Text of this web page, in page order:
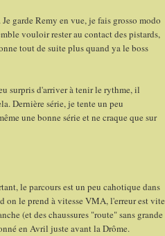
garde Remy en vue, je fais grosso modo
vouloir rester au contact des pistards,
tout de suite plus quand ya le boss
surpris d'arriver à tenir le rythme, il
Dernière série, je tente un peu
une bonne série et ne craque que sur
le parcours est un peu cahotique dans
on le prend à vitesse VMA, l'erreur est vite
(et des chaussures "route" sans grande
en Avril juste avant la Drôme.